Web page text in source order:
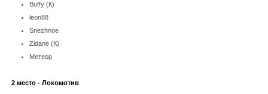
Buffy (К)
leon88
Snezhnoe
Zidane (К)
Метеор
2 место - Локомотив